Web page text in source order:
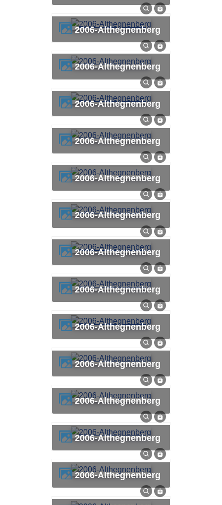
2006-Althegnenberg
2006-Althegnenberg
2006-Althegnenberg
2006-Althegnenberg
2006-Althegnenberg
2006-Althegnenberg
2006-Althegnenberg
2006-Althegnenberg
2006-Althegnenberg
2006-Althegnenberg
2006-Althegnenberg
2006-Althegnenberg
2006-Althegnenberg